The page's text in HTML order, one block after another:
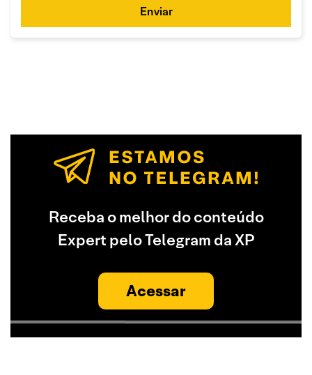
Enviar
Receba o melhor do conteúdo
Expert pelo Telegram da XP
Acessar